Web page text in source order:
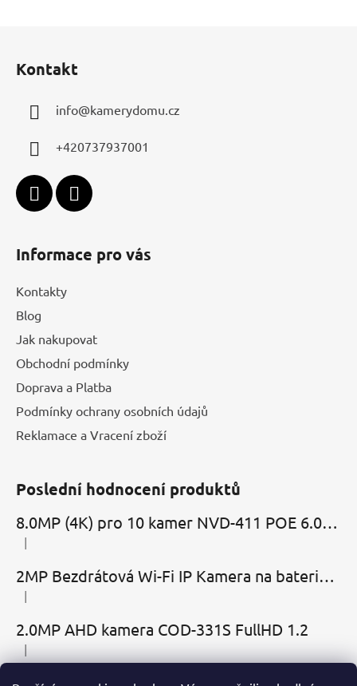
Kontakt
info@kamerydomu.cz
+420737937001
Informace pro vás
Kontakty
Blog
Jak nakupovat
Obchodní podmínky
Doprava a Platba
Podmínky ochrany osobních údajů
Reklamace a Vracení zboží
Poslední hodnocení produktů
8.0MP (4K) pro 10 kamer NVD-411 POE 6.0 Cloud
Hodnocení produktu je 5 z 5 hvězdiček.
|
2MP Bezdrátová Wi-Fi IP Kamera na baterie MBC-Cubic s mikrofonem, reproduktorem a slotem microSD
Hodnocení produktu je 2 z 5 hvězdiček.
|
2.0MP AHD kamera COD-331S FullHD 1.2
Hodnocení produktu je 5 z 5 hvězdiček.
|